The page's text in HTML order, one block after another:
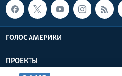
ГОЛОС АМЕРИКИ
ПРОЕКТЫ